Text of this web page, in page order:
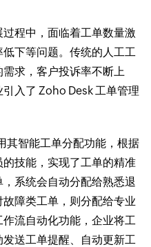
程中，面临着工单数量激
下等问题。传统的人工工
求，客户投诉率不断上
入了 Zoho Desk 工单管理
其智能工单分配功能，根据
技能，实现了工单的精准
系统会自动分配给熟悉退
障类工单，则分配给专业
流自动化功能，企业将工
送工单提醒、自动更新工